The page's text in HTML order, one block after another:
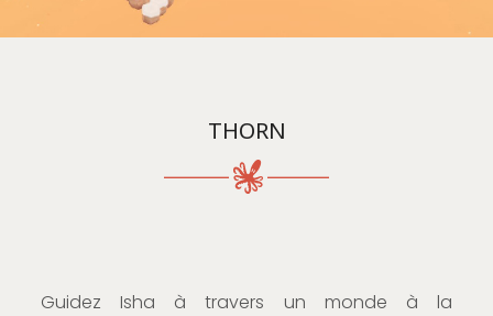
THORN
Guidez Isha à travers un monde à la